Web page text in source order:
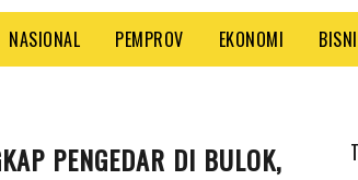
NASIONAL PEMPROV EKONOMI
PENGEDAR DI BULOK,